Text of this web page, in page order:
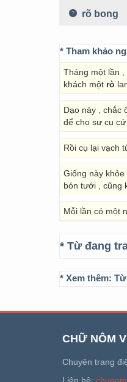
rõ bong
* Tham khảo
Tháng một lần
khách một rò
Dạo này , chắc
để cho sư cụ
Rồi cụ lại vạch
Giống này khỏe
bón tưới , cũng
Mỗi lần có một
* Từ đang
* Xem thêm:
CHỮ NÔM
Chuyên trang